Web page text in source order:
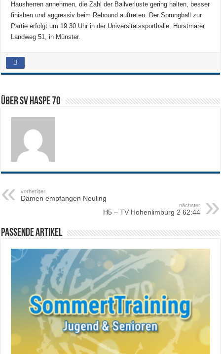
Hausherren annehmen, die Zahl der Ballverluste gering halten, besser
finishen und aggressiv beim Rebound auftreten. Der Sprungball zur
Partie erfolgt um 19.30 Uhr in der Universitätssporthalle, Horstmarer
Landweg 51, in Münster.
Über SV HASPE 70
vorheriger
Damen empfangen Neuling
nächster
H5 – TV Hohenlimburg 2 62:44
Passende Artikel